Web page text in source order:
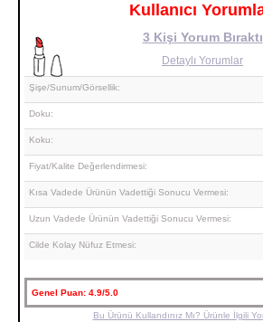
Kullanıcı
3 Kişi Yorum Bıraktı
Detaylı Yorumlar
Şişe/Sunum/Görsellik:
Doku:
Koku:
Fiyat/Kalite Değerlendirmesi:
Kısa Vadede Ürünün Vadettiği Sonucu Vermesi:
Uzun Vadede Ürünün Vadettiği Sonucu Vermesi:
Cilde Kolay Nüfuz Etmesi:
Genel Puan: 4.9/5.0
Bu Ürünü Kullandınız Mı? Ürünle İlgili